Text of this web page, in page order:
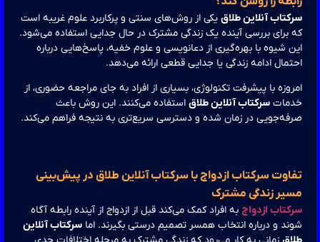
آنلاین طلاقیکی از روش‌های سنتی و پرکاربرد علوم غریبه است
برای بررسی آینده یک زندگی مشترک در حال جدایی استفاده می‌شود.
شیوه با بهره‌گیری از دعانویسی و علوم خفیه، پاسخ‌هایی درباره
ادامه زندگی یا جدایی قطعی ارائه می‌دهد.
با پیشرفت تکنولوژی، بسیاری از افراد به جای مراجعه حضوری، از
سرکتاب آنلاین طلاقاستفاده می‌کنند. این روش باعث
در زمان شده و دسترسی سریع‌تری به نتیجه فراهم می‌کند.
سرکتاب ازدواج با سرکتاب آنلاین طلاق در پیش‌بینی
زندگی مشترک
ازدواج به افراد کمک می‌کند قبل از ازدواج از آینده رابطه آگاه
و درباره انتخاب همسر تصمیم درستی بگیرند. اماسرکتاب آنلاین